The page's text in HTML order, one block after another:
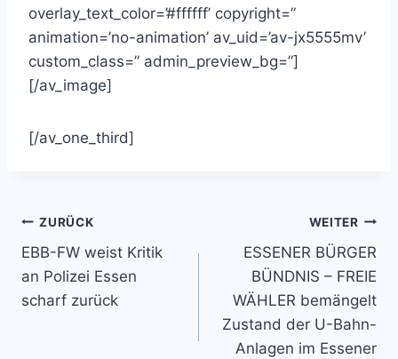
overlay_text_color=’#ffffff’ copyright=”
animation=’no-animation’ av_uid=’av-jx5555mv’
custom_class=” admin_preview_bg=”]
[/av_image]
[/av_one_third]
Beitragsnavigation
ZURÜCK
EBB-FW weist Kritik
an Polizei Essen
scharf zurück
WEITER
ESSENER BÜRGER
BÜNDNIS – FREIE
WÄHLER bemängelt
Zustand der U-Bahn-
Anlagen im Essener